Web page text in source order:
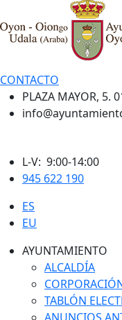
CONTACTO
PLAZA MAYOR, 5.
L-V: 9:00-14:00
945 622 190
ES
EU
AYUNTAMIENTO
ALCALDÍA
TABLÓN